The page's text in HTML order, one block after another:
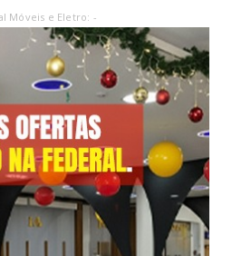
Móveis e Eletro: -